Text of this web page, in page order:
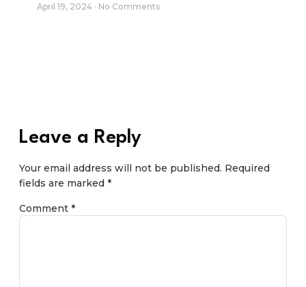
April 19, 2024 No Comments
Leave a Reply
Your email address will not be published. Required
fields are marked *
Comment *